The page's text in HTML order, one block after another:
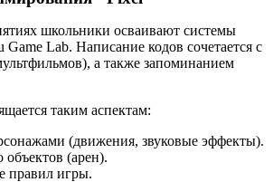
школьники осваивают системы
Game Lab. Написание кодов сочетается с
а также запоминанием
таким аспектам:
(движения, звуковые эффекты).
объектов (арен).
правил игры.